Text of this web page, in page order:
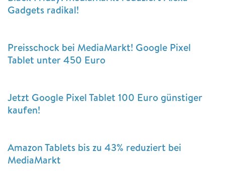
Gadgets radikal!
Preisschock bei MediaMarkt! Google Pixel
Tablet unter 450 Euro
Jetzt Google Pixel Tablet 100 Euro günstiger
kaufen!
Amazon Tablets bis zu 43% reduziert bei
MediaMarkt